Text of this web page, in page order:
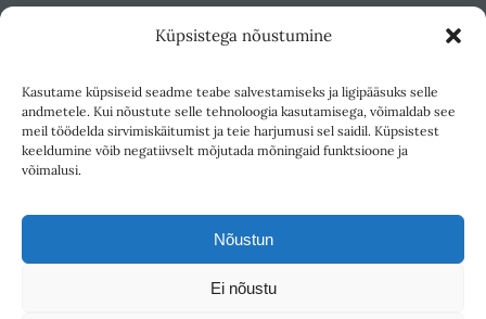
Küpsistega nõustumine
Kasutame küpsiseid seadme teabe salvestamiseks ja ligipääsuks selle
andmetele. Kui nõustute selle tehnoloogia kasutamisega, võimaldab see
meil töödelda sirvimiskäitumist ja teie harjumusi sel saidil. Küpsistest
keeldumine võib negatiivselt mõjutada mõningaid funktsioone ja
võimalusi.
Nõustun
Ei nõustu
Kultuurileht 1994-1997
Reede 1989-1990
Sirp ja Vasar 1940-1989
Teksti- ja andmekaeve